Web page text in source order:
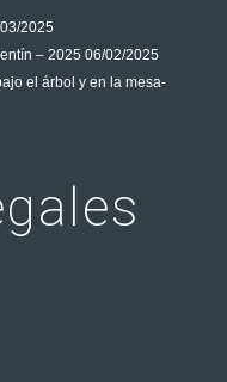
2025
– 2025 06/02/2025
el árbol y en la mesa-